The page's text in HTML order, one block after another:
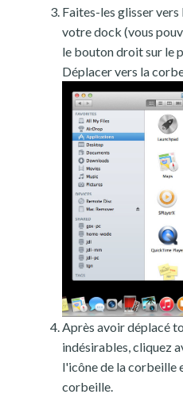
Faites-les glisser
votre dock (vous
le bouton droit sur le
Déplacer vers la
Après avoir déplacé
indésirables, cliquez
l'icône de la corbeille
corbeille.